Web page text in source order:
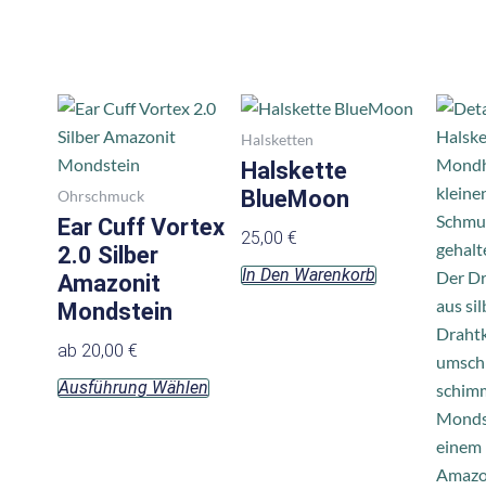
Ohrschmuck
Ear Cuff Vortex
2.0 Silber
Amazonit
Mondstein
ab 20,00 €
Ausführung Wählen
Dieses
Produkt
weist
mehrere
Varianten
Halsketten
Halskette
BlueMoon
25,00 €
In Den Warenkorb